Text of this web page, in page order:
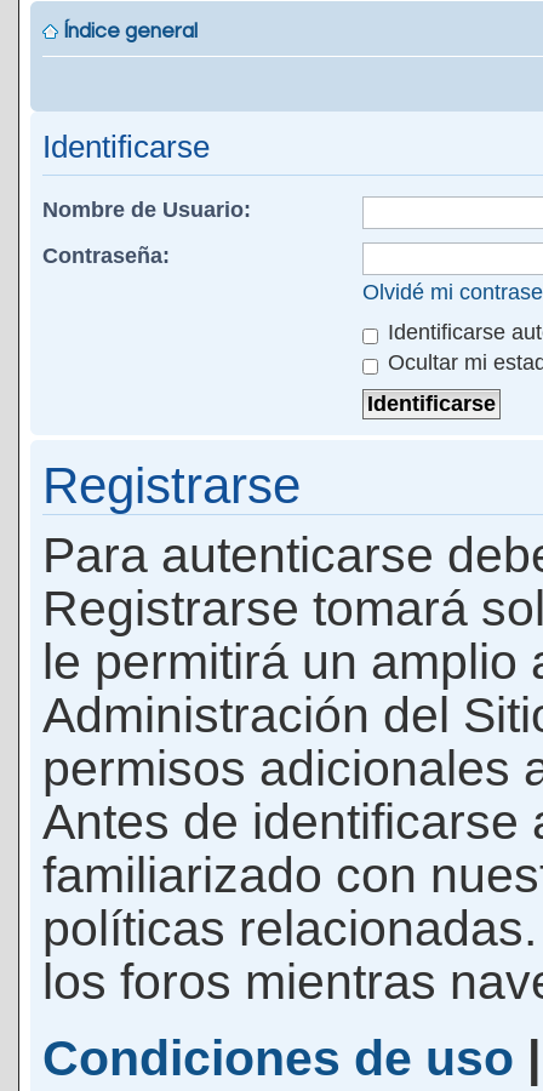
Índice general
Identificarse
Nombre de Usuario:
Contraseña:
Olvidé mi
Identificarse
Ocultar mi
Registrarse
Para autenticarse
Registrarse tomará
le permitirá un amplio
Administración del
permisos adicionales
Antes de identificarse
familiarizado con
políticas
los foros mientras
Condiciones de uso